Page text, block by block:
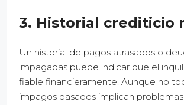
3. Historial crediticio
Un historial de pagos atrasados o
impagadas puede indicar que el
fiable financieramente. Aunque no
impagos pasados implican